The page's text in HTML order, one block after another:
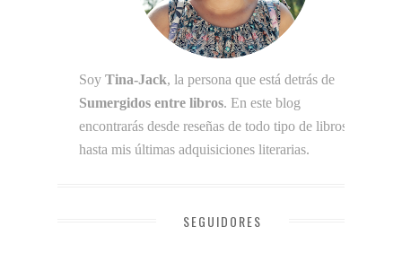
Soy Tina-Jack, la persona que está detrás de
Sumergidos entre libros. En este blog
encontrarás desde reseñas de todo tipo de libros
hasta mis últimas adquisiciones literarias.
SEGUIDORES